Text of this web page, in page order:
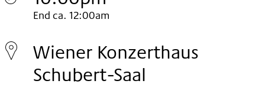
Saturday
28.
Nov
End ca. 12:00am
Wiener Konzerthaus
Schubert-Saal